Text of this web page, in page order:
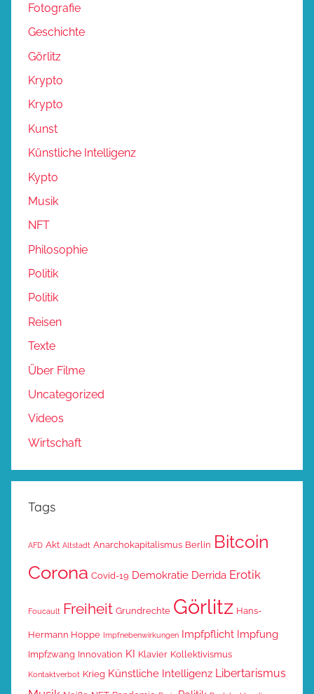
Fotografie
Geschichte
Görlitz
Krypto
Krypto
Kunst
Künstliche Intelligenz
Kypto
Musik
NFT
Philosophie
Politik
Politik
Reisen
Texte
Über Filme
Uncategorized
Videos
Wirtschaft
Tags
AFD Akt Altstadt Anarchokapitalismus Berlin Bitcoin
Corona Covid-19 Demokratie Derrida Erotik
Foucault Freiheit Grundrechte Görlitz Hans-
Hermann Hoppe Impfnebenwirkungen Impfpflicht Impfung
Impfzwang Innovation KI Klavier Kollektivismus
Kontaktverbot Krieg Künstliche Intelligenz Libertarismus